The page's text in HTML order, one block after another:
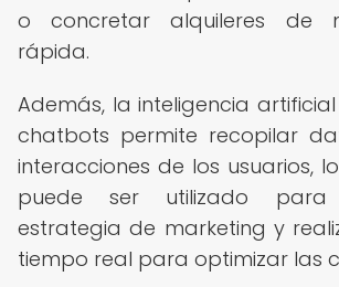
o concretar alquileres de
rápida.
Además, la inteligencia
chatbots permite recopilar
interacciones de los usuarios,
puede ser utilizado
estrategia de marketing y
tiempo real para optimizar las